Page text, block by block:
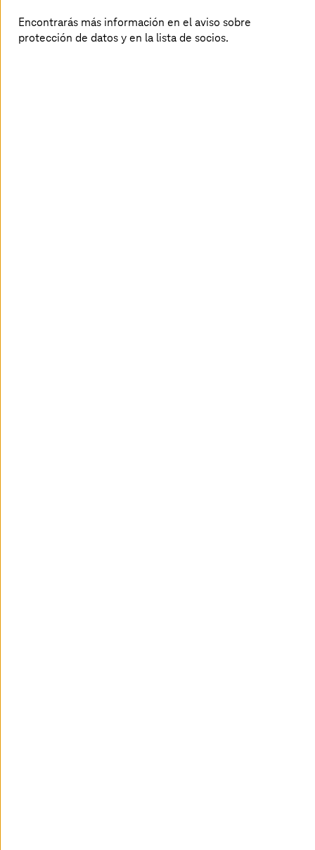
Más información
Encontrarás más información en el aviso sobre
protección de datos y en la lista de socios.